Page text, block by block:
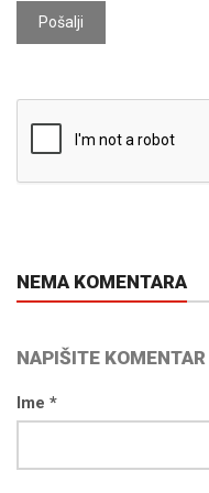
Pošalji
NEMA KOMENTARA
NAPIŠITE KOMENTAR
Ime *